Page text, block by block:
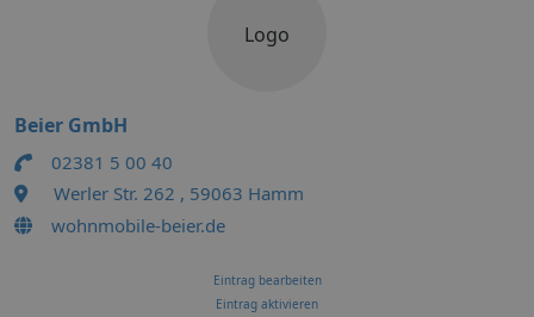
Logo
Beier GmbH
02381 5 00 40
Werler Str. 262 , 59063 Hamm
wohnmobile-beier.de
Eintrag bearbeiten
Eintrag aktivieren